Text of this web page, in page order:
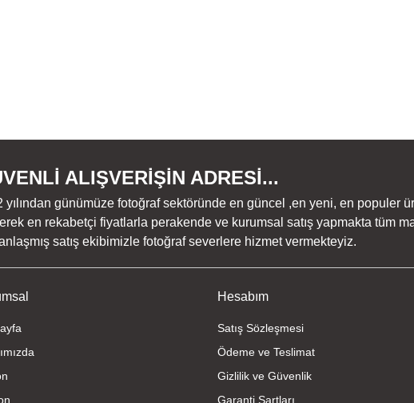
ALIŞVERİŞİN ADRESİ...
yılından günümüze fotoğraf sektöründe en güncel ,en yeni, en populer
en rekabetçi fiyatlarla perakende ve kurumsal satış yapmakta tüm
satış ekibimizle fotoğraf severlere hizmet vermekteyiz.
Hesabım
Satış Sözleşmesi
Ödeme ve Teslimat
Gizlilik ve Güvenlik
Garanti Şartları